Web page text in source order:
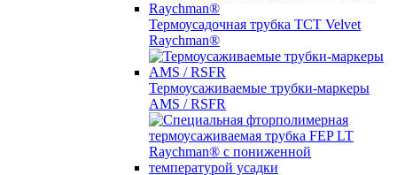
Термоусадочная трубка TCT Velvet
Raychman®
Термоусаживаемые трубки-маркеры
AMS / RSFR